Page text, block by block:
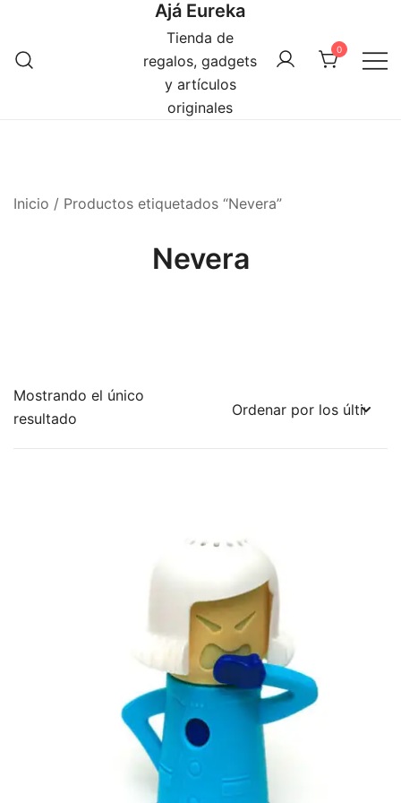
contenido
Ajá Eureka
Tienda de
regalos, gadgets
y artículos
originales
0
Inicio / Productos etiquetados “Nevera”
Nevera
Mostrando el único
resultado